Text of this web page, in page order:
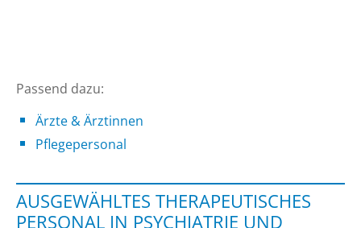
Passend dazu:
Ärzte & Ärztinnen
Pflegepersonal
AUSGEWÄHLTES THERAPEUTISCHES
PERSONAL IN PSYCHIATRIE UND